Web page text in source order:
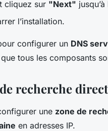
cliquez sur "Next"
l’installation.
configurer un DNS
tous les composants
recherche
une zone de
en adresses IP.